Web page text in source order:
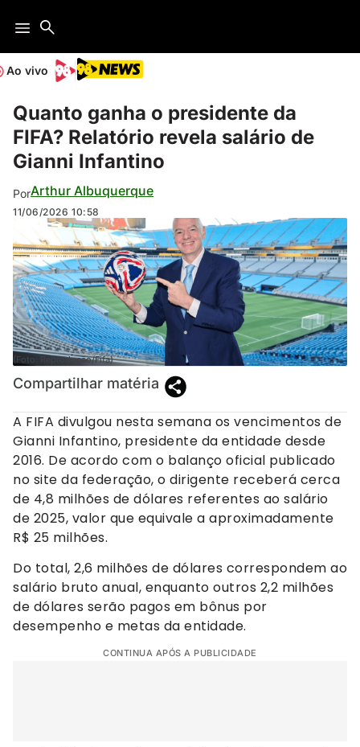
Ao vivo
Quanto ganha o presidente da
FIFA? Relatório revela salário de
Gianni Infantino
PorArthur Albuquerque
11/06/2026 10:58
(Foto: Reprodução/Fifa)
Compartilhar matéria
A FIFA divulgou nesta semana os vencimentos de
Gianni Infantino, presidente da entidade desde
2016. De acordo com o balanço oficial publicado
no site da federação, o dirigente receberá cerca
de 4,8 milhões de dólares referentes ao salário
de 2025, valor que equivale a aproximadamente
R$ 25 milhões.
Do total, 2,6 milhões de dólares correspondem ao
salário bruto anual, enquanto outros 2,2 milhões
de dólares serão pagos em bônus por
desempenho e metas da entidade.
CONTINUA APÓS A PUBLICIDADE